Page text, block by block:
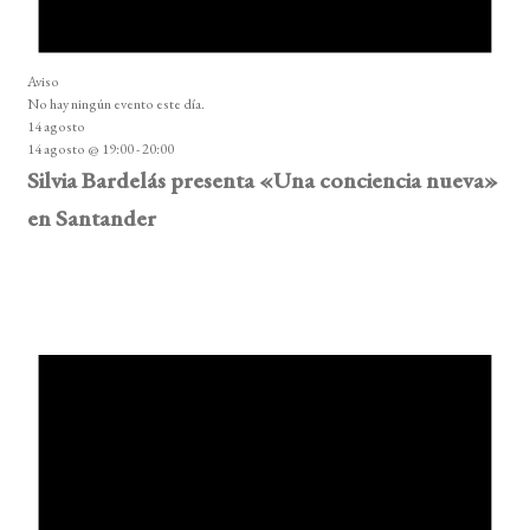
Aviso
No hay ningún evento este día.
14 agosto
14 agosto @ 19:00-20:00
Silvia Bardelás presenta «Una conciencia nueva»
en Santander